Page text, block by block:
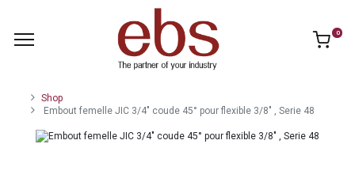
0
Shop
Embout femelle JIC 3/4" coude 45° pour flexible 3/8" , Serie 48